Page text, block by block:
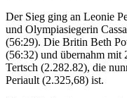
Der Sieg ging an Leonie
und Olympiasiegerin
(56:29). Die Britin Beth
(56:32) und übernahm
Tertsch (2.282.82), die
Periault (2.325,68) ist.